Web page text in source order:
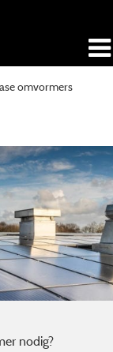
omvormers
nodig?